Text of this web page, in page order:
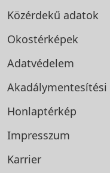
Közérdekű adatok
Okostérképek
Adatvédelem
Akadálymentesítési
Honlaptérkép
Impresszum
Karrier